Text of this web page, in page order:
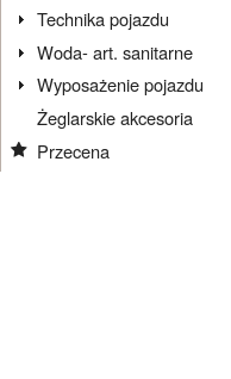
Technika pojazdu
Woda- art. sanitarne
Wyposażenie pojazdu
Żeglarskie akcesoria
Przecena